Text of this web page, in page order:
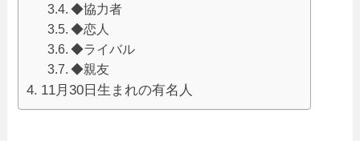
◆協力者
◆恋人
◆ライバル
◆親友
11月30日生まれの有名人